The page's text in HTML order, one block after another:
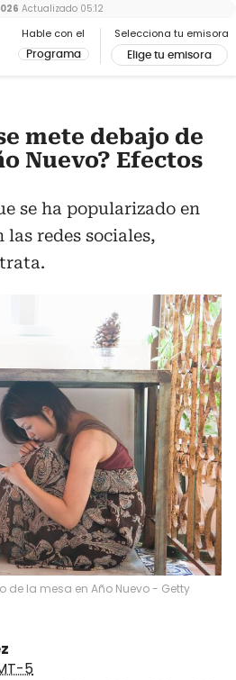
Hable con el
Programa
Selecciona tu emisora
Elige tu emisora
Actualizado 05:12
mete debajo de
Nuevo? Efectos
se ha popularizado en
redes sociales,
de la mesa en Año Nuevo - Getty
5